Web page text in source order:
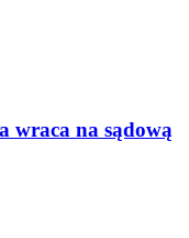
wraca na sądową